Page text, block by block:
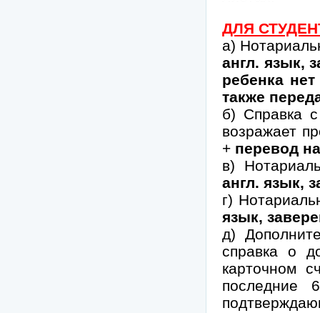
ДЛЯ
а)
англ. язык,
ребенка
также
б) Справка
возражает
+ перевод
в)
англ. язык,
г)
язык,
д)
справка о
карточном
последние